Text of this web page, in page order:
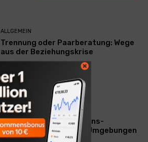
ALLGEMEIN
Trennung oder Paarberatung: Wege
aus der Beziehungskrise
TECHNIK
SourcingBlox startet
CentaurNexus: Operations-
Plattform für Zscaler-Umgebungen